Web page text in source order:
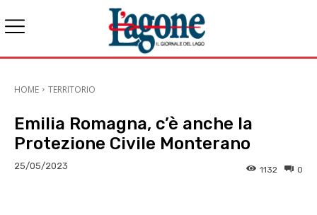
HOME TERRITORIO
Emilia Romagna, c’è anche la
Protezione Civile Monterano
25/05/2023 0
1132